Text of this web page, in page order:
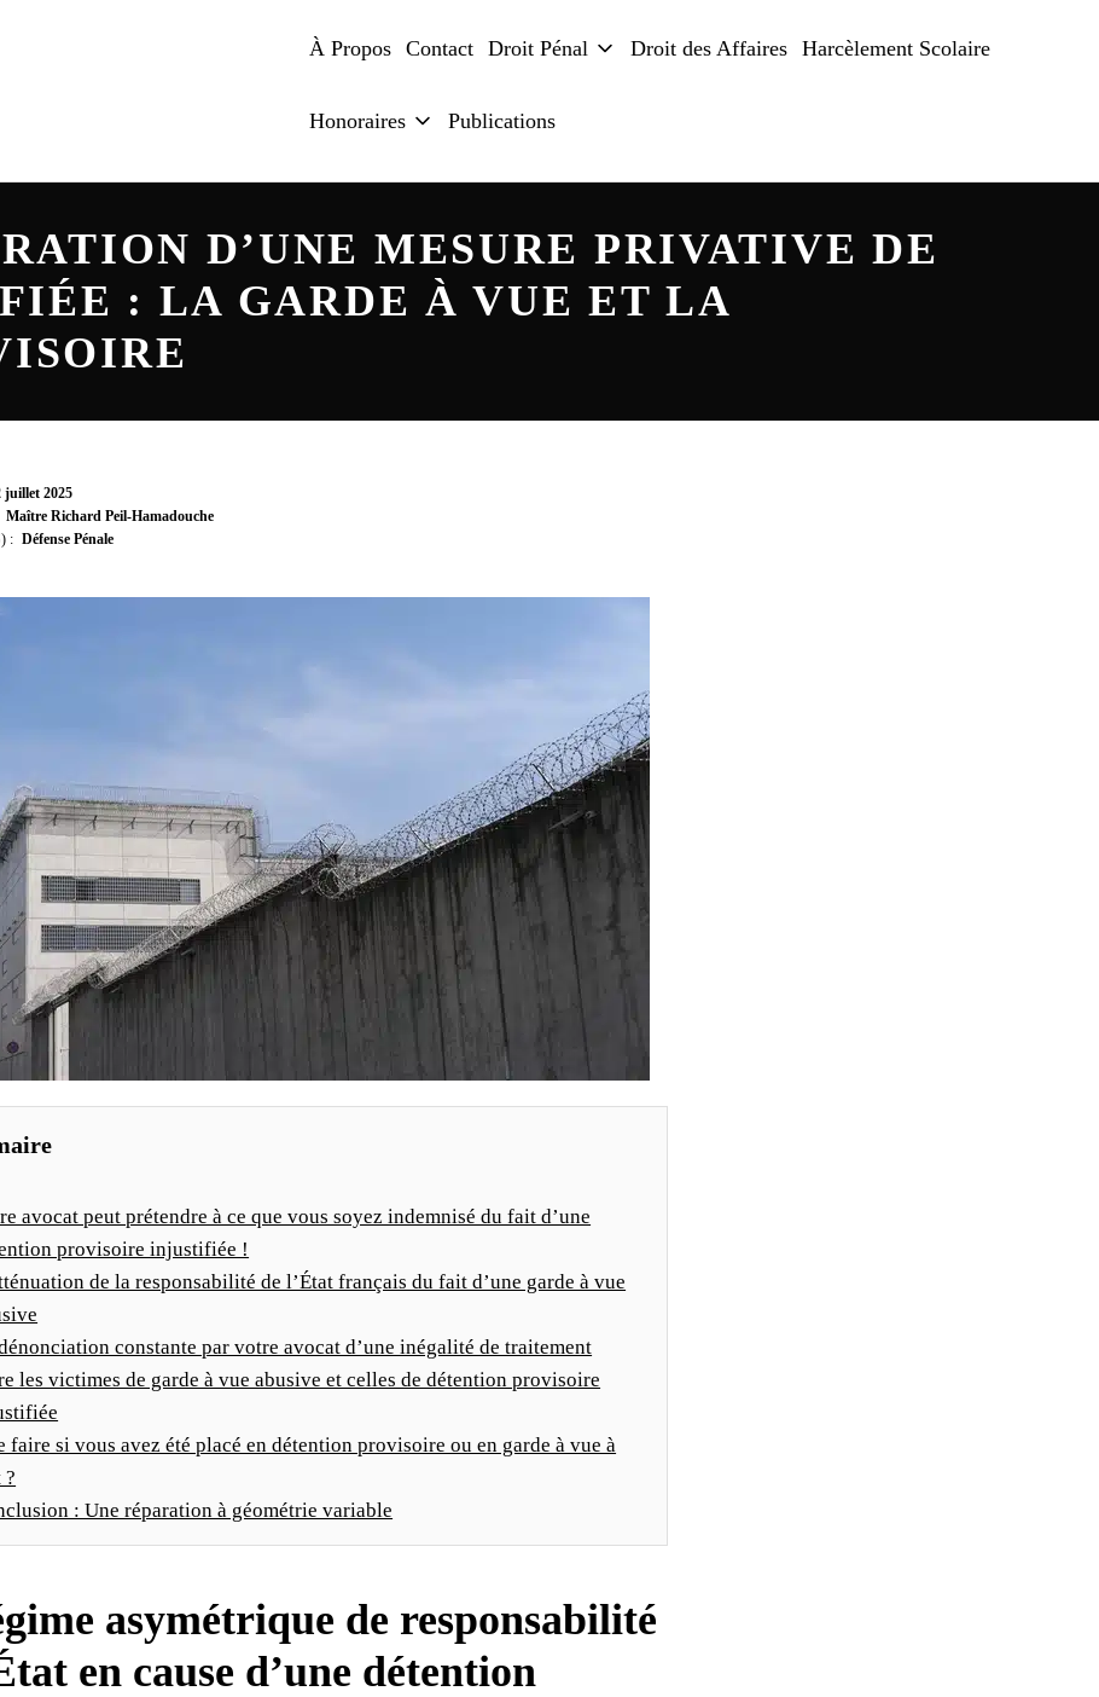
À Propos Contact Droit Pénal
– Défèrement juge d’instruction
Droit des Affaires Harcèlement Scolaire
Honoraires Publications
D’UNE MESURE PRIVATIVE DE
: LA GARDE À VUE ET LA
juillet 2025
Maître Richard Peil-Hamadouche
: Défense Pénale
avocat peut prétendre à ce que vous soyez indemnisé du fait d’une
provisoire injustifiée !
de la responsabilité de l’État français du fait d’une garde à vue
constante par votre avocat d’une inégalité de traitement
les victimes de garde à vue abusive et celles de détention provisoire
faire si vous avez été placé en détention provisoire ou en garde à vue à
?
: Une réparation à géométrie variable
asymétrique de responsabilité
en cause d’une détention